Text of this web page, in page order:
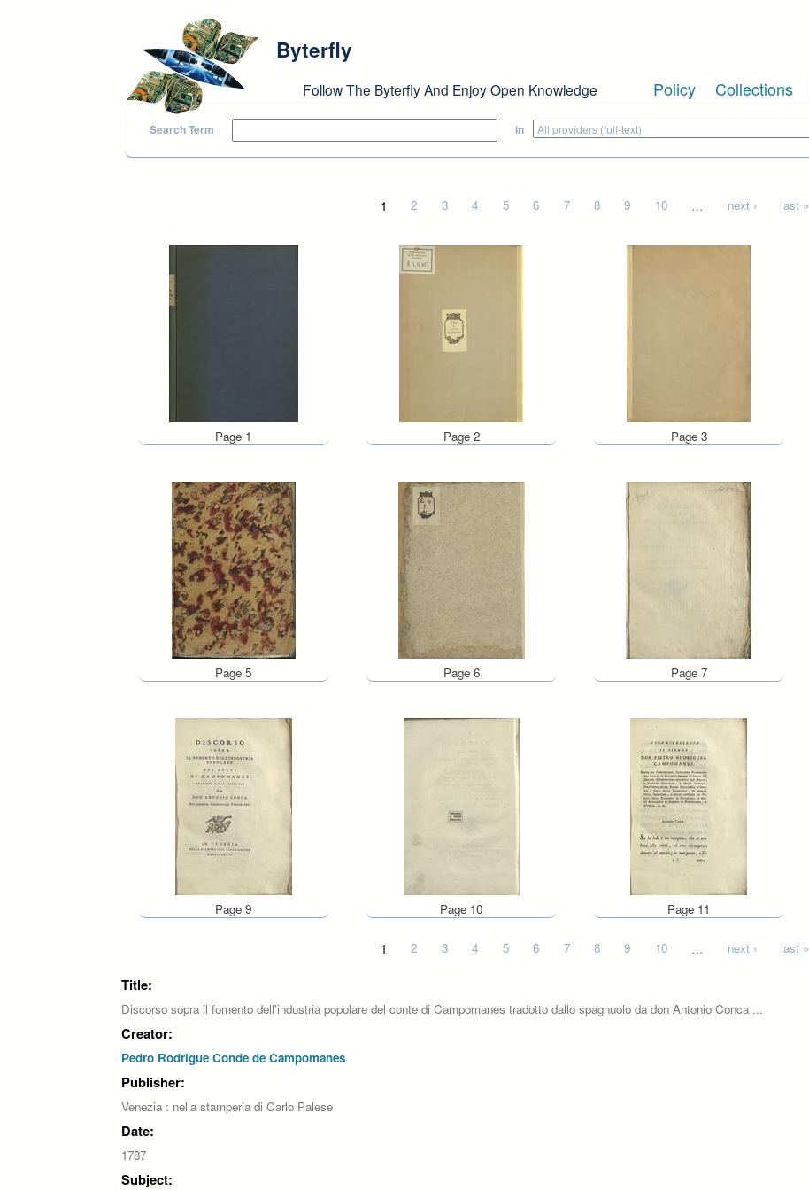
Byterfly
Follow The Byterfly And Enjoy Open Knowledge Policy Collections
Search Term in
1 2 3 4 5 6 7 8 9 10 … next › last »
Page 1 Page 2 Page 3
Page 5 Page 6 Page 7
Page 9 Page 10 Page 11
1 2 3 4 5 6 7 8 9 10 … next › last »
Title:
Discorso sopra il fomento dell'industria popolare del conte di Campomanes tradotto dallo spagnuolo da don Antonio Conca ...
Creator:
Pedro Rodrigue Conde de Campomanes
Publisher:
Venezia : nella stamperia di Carlo Palese
Date:
1787
Subject: